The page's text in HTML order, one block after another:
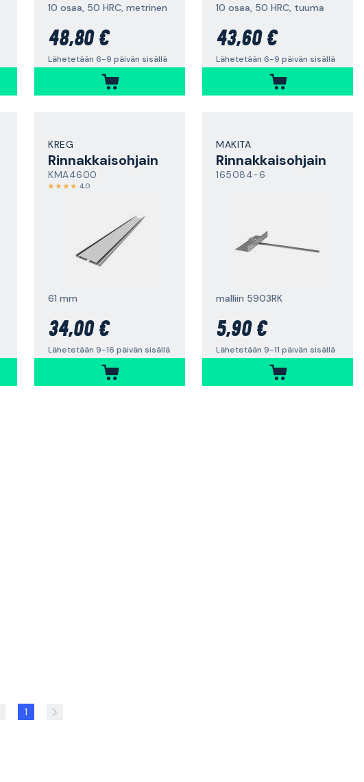
10 osaa, 50 HRC, metrinen
48,80 €
Lähetetään 6-9 päivän sisällä
10 osaa, 50 HRC, tuuma
43,60 €
Lähetetään 6-9 päivän sisällä
KREG
Rinnakkaisohjain
KMA4600
4,0
61 mm
34,00 €
Lähetetään 9-16 päivän sisällä
MAKITA
Rinnakkaisohjain
165084-6
malliin 5903RK
5,90 €
Lähetetään 9-11 päivän sisällä
1